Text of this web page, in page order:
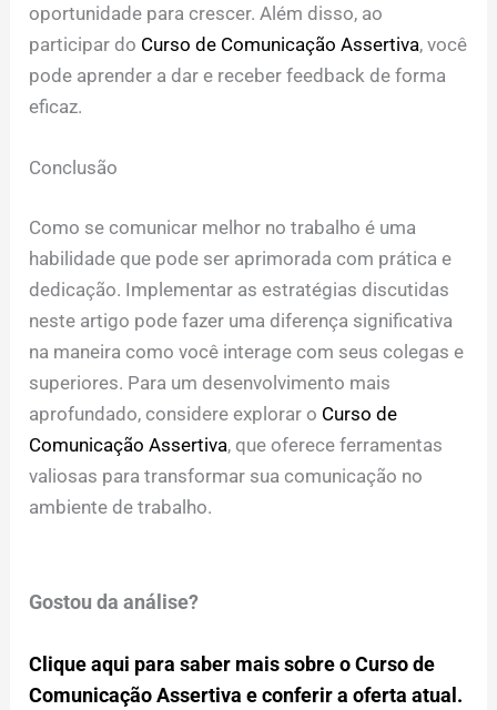
oportunidade para crescer. Além disso, ao
participar do Curso de Comunicação Assertiva, você
pode aprender a dar e receber feedback de forma
eficaz.
Conclusão
Como se comunicar melhor no trabalho é uma
habilidade que pode ser aprimorada com prática e
dedicação. Implementar as estratégias discutidas
neste artigo pode fazer uma diferença significativa
na maneira como você interage com seus colegas e
superiores. Para um desenvolvimento mais
aprofundado, considere explorar o Curso de
Comunicação Assertiva, que oferece ferramentas
valiosas para transformar sua comunicação no
ambiente de trabalho.
Gostou da análise?
Clique aqui para saber mais sobre o Curso de
Comunicação Assertiva e conferir a oferta atual.